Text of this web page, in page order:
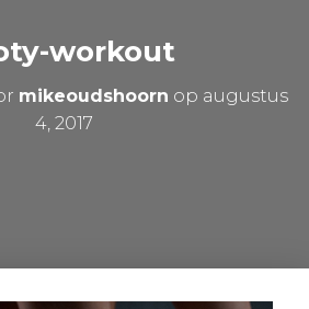
S
workout
mikeoudshoorn op augustus
4, 2017